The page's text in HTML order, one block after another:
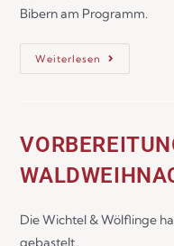
Bibern am Programm.
Weiterlesen
Die Wichtel & Wölflinge
gebastelt.